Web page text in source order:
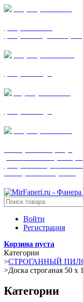
Войти
Регистрация
Корзина пуста
Категории
>СТРОГАННЫЙ
>Доска строганая 50 х
Категории